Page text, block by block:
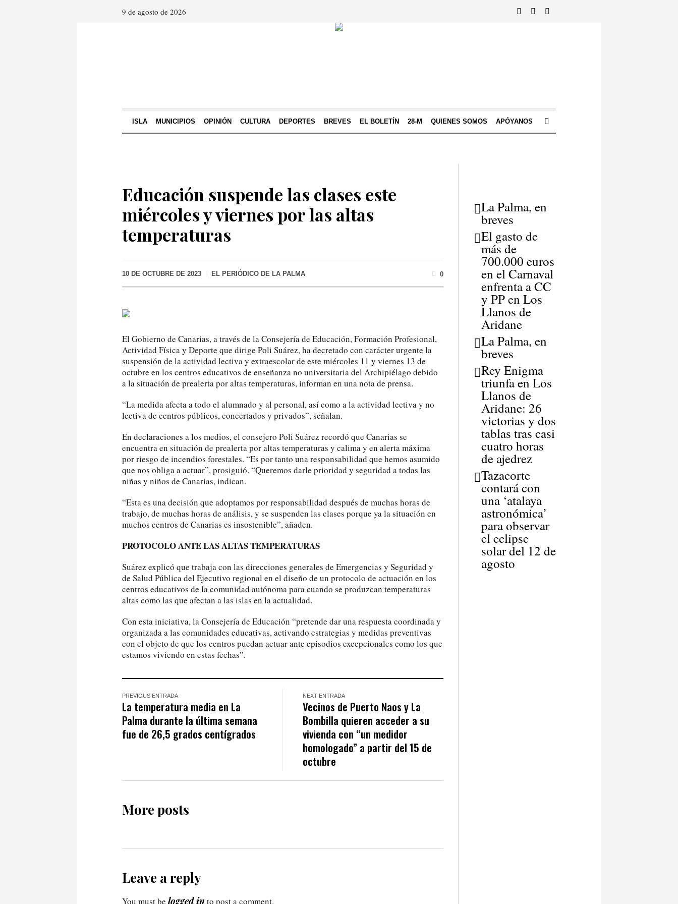
9 de agosto de 2026
ISLA MUNICIPIOS OPINIÓN CULTURA DEPORTES BREVES EL BOLETÍN 28-M QUIENES SOMOS APÓYANOS
Educación suspende las clases este
miércoles y viernes por las altas
temperaturas
10 DE OCTUBRE DE 2023 EL PERIÓDICO DE LA PALMA 0
El Gobierno de Canarias, a través de la Consejería de Educación, Formación Profesional,
Actividad Física y Deporte que dirige Poli Suárez, ha decretado con carácter urgente la
suspensión de la actividad lectiva y extraescolar de este miércoles 11 y viernes 13 de
octubre en los centros educativos de enseñanza no universitaria del Archipiélago debido
a la situación de prealerta por altas temperaturas, informan en una nota de prensa.
“La medida afecta a todo el alumnado y al personal, así como a la actividad lectiva y no
lectiva de centros públicos, concertados y privados”, señalan.
En declaraciones a los medios, el consejero Poli Suárez recordó que Canarias se
encuentra en situación de prealerta por altas temperaturas y calima y en alerta máxima
por riesgo de incendios forestales. “Es por tanto una responsabilidad que hemos asumido
que nos obliga a actuar”, prosiguió. “Queremos darle prioridad y seguridad a todas las
niñas y niños de Canarias, indican.
“Esta es una decisión que adoptamos por responsabilidad después de muchas horas de
trabajo, de muchas horas de análisis, y se suspenden las clases porque ya la situación en
muchos centros de Canarias es insostenible”, añaden.
PROTOCOLO ANTE LAS ALTAS TEMPERATURAS
Suárez explicó que trabaja con las direcciones generales de Emergencias y Seguridad y
de Salud Pública del Ejecutivo regional en el diseño de un protocolo de actuación en los
centros educativos de la comunidad autónoma para cuando se produzcan temperaturas
altas como las que afectan a las islas en la actualidad.
Con esta iniciativa, la Consejería de Educación “pretende dar una respuesta coordinada y
organizada a las comunidades educativas, activando estrategias y medidas preventivas
con el objeto de que los centros puedan actuar ante episodios excepcionales como los que
estamos viviendo en estas fechas”.
PREVIOUS ENTRADA
La temperatura media en La
Palma durante la última semana
fue de 26,5 grados centígrados
NEXT ENTRADA
Vecinos de Puerto Naos y La
Bombilla quieren acceder a su
vivienda con “un medidor
homologado” a partir del 15 de
octubre
More posts
Leave a reply
You must be logged in to post a comment.
La Palma, en
breves
El gasto de
más de
700.000 euros
en el Carnaval
enfrenta a CC
y PP en Los
Llanos de
Aridane
La Palma, en
breves
Rey Enigma
triunfa en Los
Llanos de
Aridane: 26
victorias y dos
tablas tras casi
cuatro horas
de ajedrez
Tazacorte
contará con
una ‘atalaya
astronómica’
para observar
el eclipse
solar del 12 de
agosto